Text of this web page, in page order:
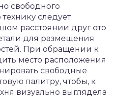
свободного
следует
расстоянии друг ото
для размещения
При обращении к
место расположения
свободные
палитру, чтобы, к
визуально выглядела